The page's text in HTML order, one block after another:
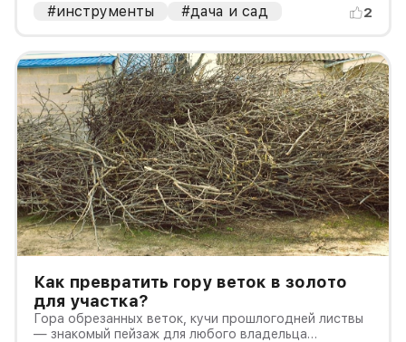
#инструменты #дача и сад 2
Как превратить гору веток в золото
для участка?
Гора обрезанных веток, кучи прошлогодней листвы
— знакомый пейзаж для любого владельца